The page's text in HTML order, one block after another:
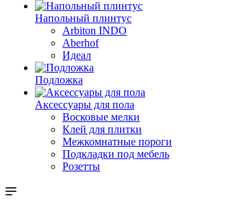
Напольный плинтус
Arbiton INDO
Aberhof
Идеал
Подложка
Аксессуары для пола
Восковые мелки
Клей для плитки
Межкомнатные пороги
Подкладки под мебель
Розетты